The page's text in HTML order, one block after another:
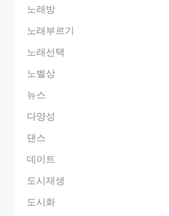
노래방
노래부르기
노래선택
노벨상
뉴스
다양성
댄스
데이트
도시재생
도시화